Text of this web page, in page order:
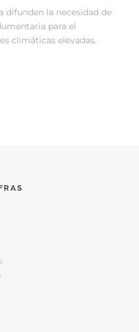
difunden la necesidad de
para el
climáticas elevadas.